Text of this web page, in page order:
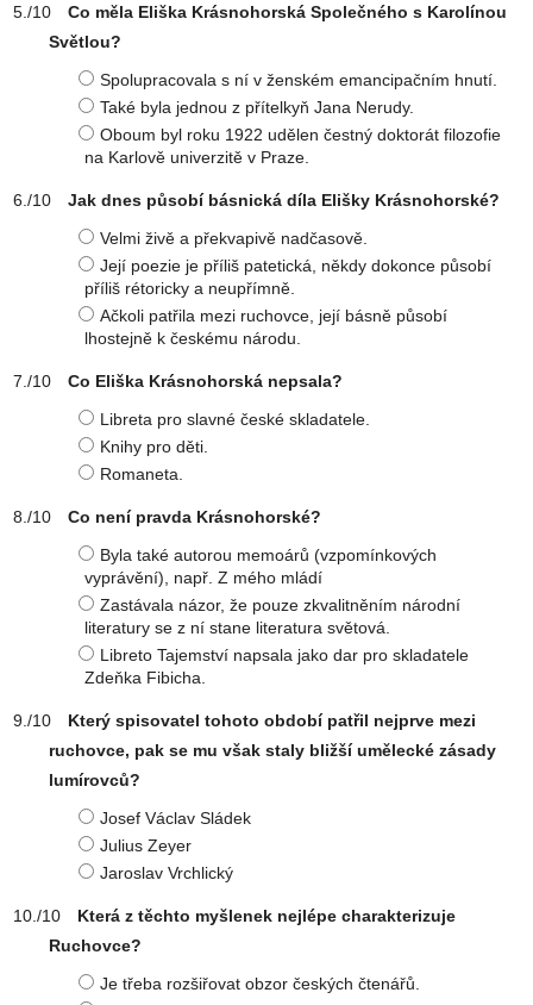
Co měla Eliška Krásnohorská Společného s Karolínou
Světlou?
Spolupracovala s ní v ženském emancipačním hnutí.
Také byla jednou z přítelkyň Jana Nerudy.
Oboum byl roku 1922 udělen čestný doktorát filozofie
na Karlově univerzitě v Praze.
Jak dnes působí básnická díla Elišky Krásnohorské?
Velmi živě a překvapivě nadčasově.
Její poezie je příliš patetická, někdy dokonce působí
příliš rétoricky a neupřímně.
Ačkoli patřila mezi ruchovce, její básně působí
lhostejně k českému národu.
Co Eliška Krásnohorská nepsala?
Libreta pro slavné české skladatele.
Knihy pro děti.
Romaneta.
Co není pravda Krásnohorské?
Byla také autorou memoárů (vzpomínkových
vyprávění), např. Z mého mládí
Zastávala názor, že pouze zkvalitněním národní
literatury se z ní stane literatura světová.
Libreto Tajemství napsala jako dar pro skladatele
Zdeňka Fibicha.
Který spisovatel tohoto období patřil nejprve mezi
ruchovce, pak se mu však staly bližší umělecké zásady
lumírovců?
Josef Václav Sládek
Julius Zeyer
Jaroslav Vrchlický
Která z těchto myšlenek nejlépe charakterizuje
Ruchovce?
Je třeba rozšiřovat obzor českých čtenářů.